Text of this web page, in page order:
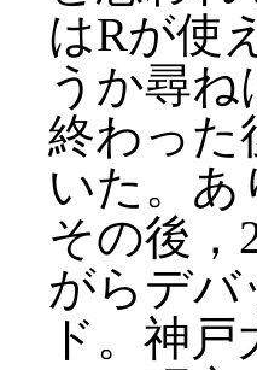
はRが使
うか尋
終わった
いた。
その後，
がらデバ
ド。神